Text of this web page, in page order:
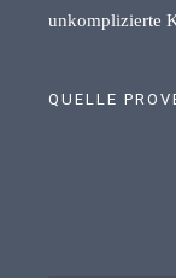
unkomplizierte
QUELLE